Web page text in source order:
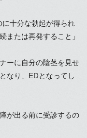
十分な勃起が得られ
または再発すること」
ーに自分の陰茎を見せ
なり、EDとなってし
が出る前に受診するの